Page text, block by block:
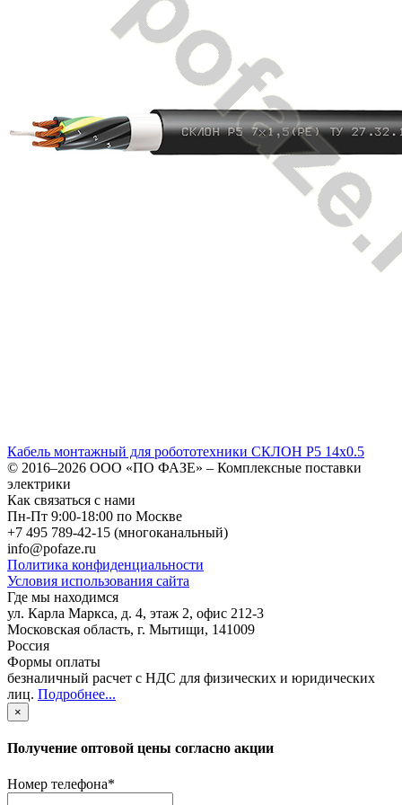
Кабель монтажный для робототехники СКЛОН Р5 14х0.5
© 2016–2026 ООО «ПО ФАЗЕ» – Комплексные поставки
электрики
Как связаться с нами
Пн-Пт 9:00-18:00 по Москве
+7 495 789-42-15 (многоканальный)
info@pofaze.ru
Политика конфиденциальности
Условия использования сайта
Где мы находимся
ул. Карла Маркса, д. 4, этаж 2, офис 212-3
Московская область, г. Мытищи, 141009
Россия
Формы оплаты
безналичный расчет с НДС для физических и юридических
лиц. Подробнее...
×
Получение оптовой цены согласно акции
Номер телефона*